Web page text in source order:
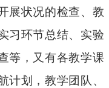
展状况的检查、教
习环节总结、实验
等，又有各教学课
计划，教学团队、